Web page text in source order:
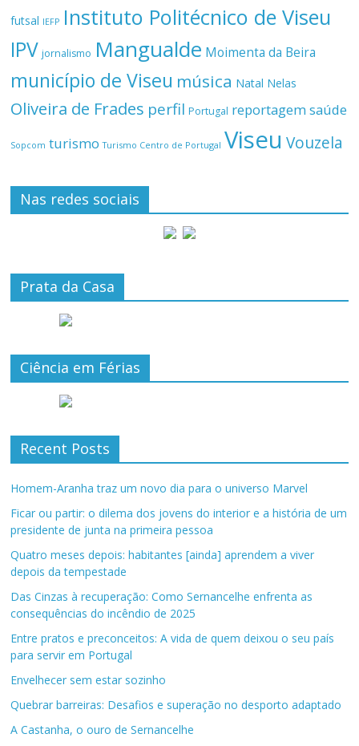
futsal IEFP Instituto Politécnico de Viseu
IPV jornalismo Mangualde Moimenta da Beira
município de Viseu música Natal Nelas
Oliveira de Frades perfil Portugal reportagemsaúde
Sopcom turismo Turismo Centro de Portugal Viseu Vouzela
Nas redes sociais
Prata da Casa
Ciência em Férias
Recent Posts
Homem-Aranha traz um novo dia para o universo Marvel
Ficar ou partir: o dilema dos jovens do interior e a história de um
presidente de junta na primeira pessoa
Quatro meses depois: habitantes [ainda] aprendem a viver
depois da tempestade
Das Cinzas à recuperação: Como Sernancelhe enfrenta as
consequências do incêndio de 2025
Entre pratos e preconceitos: A vida de quem deixou o seu país
para servir em Portugal
Envelhecer sem estar sozinho
Quebrar barreiras: Desafios e superação no desporto adaptado
A Castanha, o ouro de Sernancelhe